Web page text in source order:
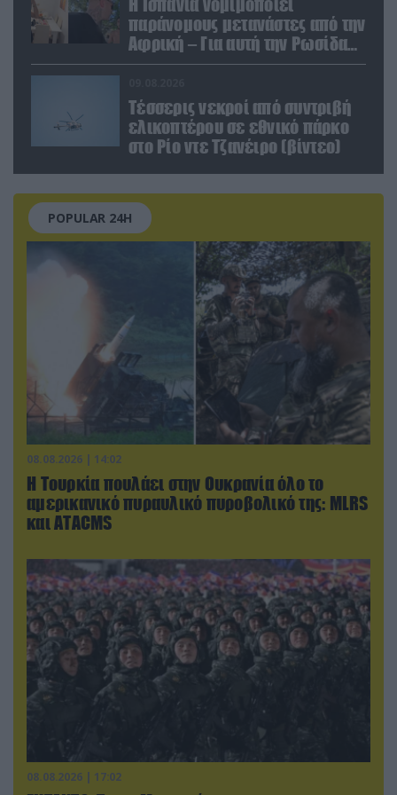
παράνομους μετανάστες από την
Αφρική – Για αυτή την Ρωσίδα
όμως επέλεξαν την απέλαση
Τέσσερις νεκροί από συντριβή
ελικοπτέρου σε εθνικό πάρκο
στο Ρίο ντε Τζανέιρο (βίντεο)
POPULAR 24H
08.08.2026 | 14:02
Η Τουρκία πουλάει στην Ουκρανία όλο το
αμερικανικό πυραυλικό πυροβολικό της: MLRS
και ΑΤΑCMS
08.08.2026 | 17:02